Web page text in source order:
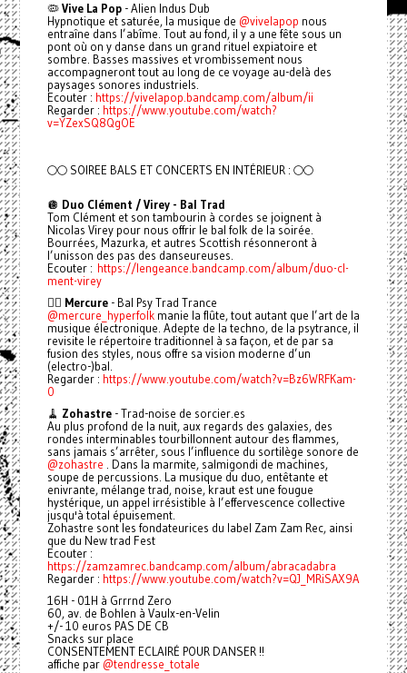
🦠Vive La Pop- Alien Indus Dub
Hypnotique et saturée, la musique de @vivelapop nous
entraîne dans l’abîme. Tout au fond, il y a une fête sous un
pont où on y danse dans un grand rituel expiatoire et
sombre. Basses massives et vrombissement nous
accompagneront tout au long de ce voyage au-delà des
paysages sonores industriels.
Ecouter : https://vivelapop.bandcamp.com/album/ii
Regarder : https://www.youtube.com/watch?
v=YZexSQ8QgOE
🌕🌕 SOIREE BALS ET CONCERTS EN INTÉRIEUR : 🌕🌕
🪩 Duo Clément / Virey - Bal Trad
Tom Clément et son tambourin à cordes se joignent à
Nicolas Virey pour nous offrir le bal folk de la soirée.
Bourrées, Mazurka, et autres Scottish résonneront à
l’unisson des pas des danseureuses.
Ecouter : https://lengeance.bandcamp.com/album/duo-cl-
ment-virey
🧚‍♂️ Mercure- Bal Psy Trad Trance
@mercure_hyperfolkmanie la flûte, tout autant que l’art de la
musique électronique. Adepte de la techno, de la psytrance, il
revisite le répertoire traditionnel à sa façon, et de par sa
fusion des styles, nous offre sa vision moderne d’un
(electro-)bal.
Regarder : https://www.youtube.com/watch?v=Bz6WRFKam-
0
🧹 Zohastre- Trad-noise de sorcier.es
Au plus profond de la nuit, aux regards des galaxies, des
rondes interminables tourbillonnent autour des flammes,
sans jamais s’arrêter, sous l’influence du sortilège sonore de
@zohastre . Dans la marmite, salmigondi de machines,
soupe de percussions. La musique du duo, entêtante et
enivrante, mélange trad, noise, kraut est une fougue
hystérique, un appel irrésistible à l’effervescence collective
jusqu'à total épuisement.
Zohastre sont les fondateurices du label Zam Zam Rec, ainsi
que du New trad Fest
Ecouter :
https://zamzamrec.bandcamp.com/album/abracadabra
Regarder : https://www.youtube.com/watch?v=QJ_MRiSAX9A
16H - 01H à Grrrnd Zero
60, av. de Bohlen à Vaulx-en-Velin
+/- 10 euros PAS DE CB
Snacks sur place
CONSENTEMENT ECLAIRÉ POUR DANSER !!
affiche par @tendresse_totale